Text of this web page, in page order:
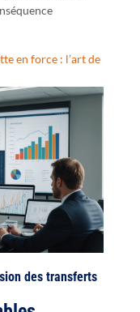
en force : l’art de
des transferts